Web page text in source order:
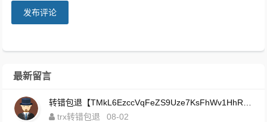
发布评论
最新留言
trx转错包退
08-02